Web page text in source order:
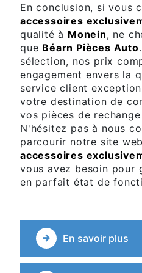
En conclusion, si vous
accessoires
qualité à Monein, ne
que Béarn Pièces Auto
sélection, nos prix
engagement envers la
service client
votre destination de
vos pièces de
N'hésitez pas à nous
parcourir notre site
accessoires
vous avez besoin pour
en parfait état de
En savoir plus